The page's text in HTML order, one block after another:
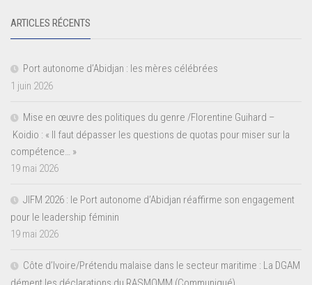
ARTICLES RÉCENTS
Port autonome d’Abidjan : les mères célébrées
1 juin 2026
Mise en œuvre des politiques du genre /Florentine Guihard –
Koidio : « Il faut dépasser les questions de quotas pour miser sur la
compétence… »
19 mai 2026
JIFM 2026 : le Port autonome d’Abidjan réaffirme son engagement
pour le leadership féminin
19 mai 2026
Côte d’Ivoire/Prétendu malaise dans le secteur maritime : La DGAM